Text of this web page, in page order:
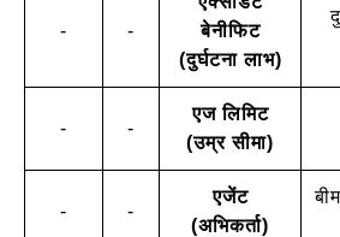
- -
बेनीफिट
(दुर्घटना लाभ)
- -
एज लिमिट
(उम्र सीमा)
- -
एजेंट
(अभिकर्ता)